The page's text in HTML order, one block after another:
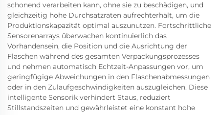
schonend verarbeiten kann, ohne sie zu beschädigen, und
gleichzeitig hohe Durchsatzraten aufrechterhält, um die
Produktionskapazität optimal auszunutzen. Fortschrittliche
Sensorenarrays überwachen kontinuierlich das
Vorhandensein, die Position und die Ausrichtung der
Flaschen während des gesamten Verpackungsprozesses
und nehmen automatisch Echtzeit-Anpassungen vor, um
geringfügige Abweichungen in den Flaschenabmessungen
oder in den Zulaufgeschwindigkeiten auszugleichen. Diese
intelligente Sensorik verhindert Staus, reduziert
Stillstandszeiten und gewährleistet eine konstant hohe